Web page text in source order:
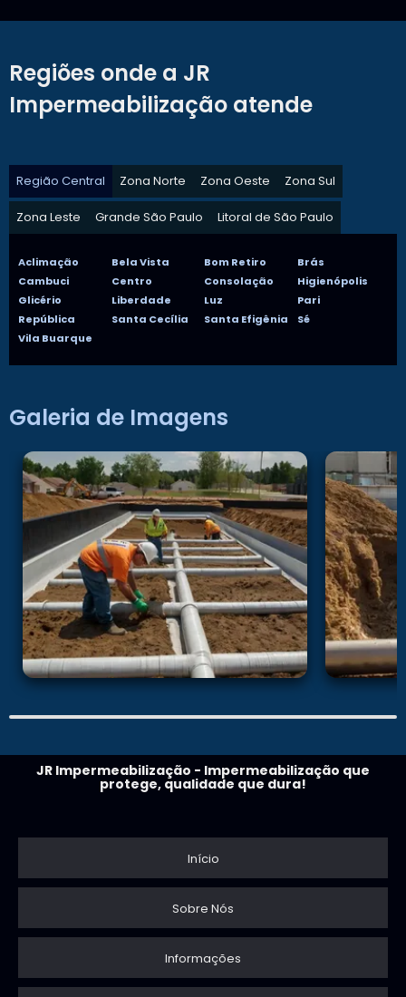
Regiões onde a JR
Impermeabilização atende
Região Central Zona Norte Zona Oeste Zona Sul
Zona Leste Grande São Paulo Litoral de São Paulo
Aclimação Bela Vista Bom Retiro
Brás
Cambuci
Centro Consolação
Higienópolis
Glicério
Liberdade Luz
Pari
República
Santa Cecília Santa Efigênia
Sé
Vila Buarque
Galeria de Imagens
JR Impermeabilização - Impermeabilização que
protege, qualidade que dura!
Início
Sobre Nós
Informações